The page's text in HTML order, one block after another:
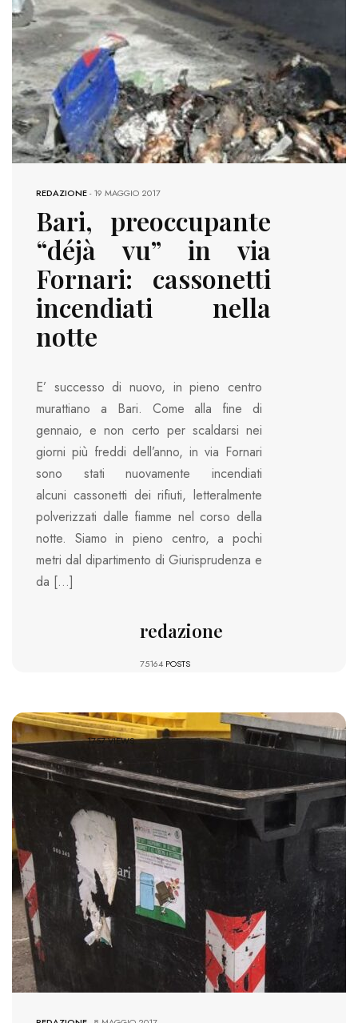
REDAZIONE-19 MAGGIO 2017
Bari, preoccupante
“déjà vu” in via
Fornari: cassonetti
incendiati nella
notte
E’ successo di nuovo, in pieno centro
murattiano a Bari. Come alla fine di
gennaio, e non certo per scaldarsi nei
giorni più freddi dell’anno, in via Fornari
sono stati nuovamente incendiati
alcuni cassonetti dei rifiuti, letteralmente
polverizzati dalle fiamme nel corso della
notte. Siamo in pieno centro, a pochi
metri dal dipartimento di Giurisprudenza e
da […]
redazione
75164 POSTS
1757 VIEWS